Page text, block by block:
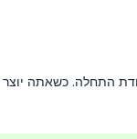
התחלה. כשאתה